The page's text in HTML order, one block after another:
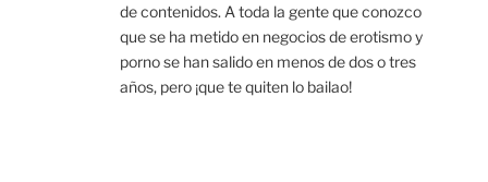
de contenidos. A toda la gente que conozco
que se ha metido en negocios de erotismo y
porno se han salido en menos de dos o tres
años, pero ¡que te quiten lo bailao!